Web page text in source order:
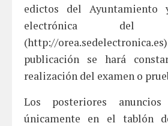
edictos del
electrónica del
(http://
publicación se hará
realización del examen o
Los posteriores
únicamente en el tablón